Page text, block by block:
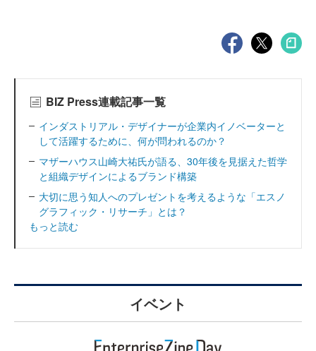
BIZ Press連載記事一覧
インダストリアル・デザイナーが企業内イノベーターと
して活躍するために、何が問われるのか？
マザーハウス山崎大祐氏が語る、30年後を見据えた哲学
と組織デザインによるブランド構築
大切に思う知人へのプレゼントを考えるような「エスノ
グラフィック・リサーチ」とは？
もっと読む
イベント